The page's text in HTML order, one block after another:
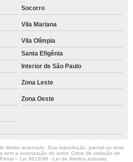
Socorro
Vila Mariana
Vila Olímpia
Santa Efigênia
Interior de São Paulo
Zona Leste
Zona Oeste
direito reservado. Sua reprodução, parcial ou total,
sem a autorização do autor. Crime de violação de
– Lei 9610/98 - Lei de direitos autorais